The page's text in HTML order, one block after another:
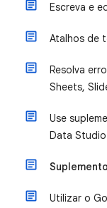
Escreva e
Atalhos de
Resolva
Sheets,
Use
Data Studio
Utilizar o